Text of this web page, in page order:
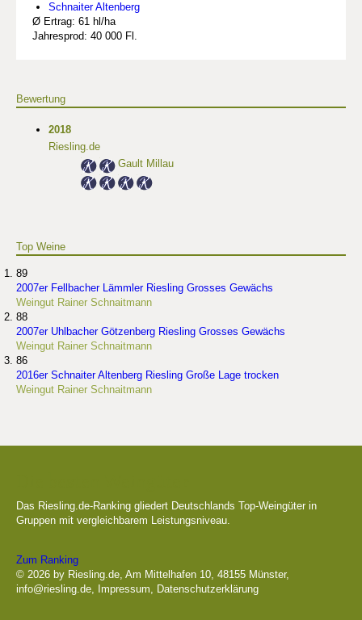
Schnaiter Altenberg
Ø Ertrag: 61 hl/ha
Jahresprod: 40 000 Fl.
Bewertung
2018
Riesling.de
Gault Millau
Top Weine
89
2007er Fellbacher Lämmler Riesling Grosses Gewächs
Weingut Rainer Schnaitmann
88
2007er Uhlbacher Götzenberg Riesling Grosses Gewächs
Weingut Rainer Schnaitmann
86
2016er Schnaiter Altenberg Riesling Große Lage trocken
Weingut Rainer Schnaitmann
Das Riesling.de-Ranking gliedert Deutschlands Top-Weingüter in
Gruppen mit vergleichbarem Leistungsniveau.
Zum Ranking
© 2026 by Riesling.de, Am Mittelhafen 10, 48155 Münster,
info@riesling.de, Impressum, Datenschutzerklärung